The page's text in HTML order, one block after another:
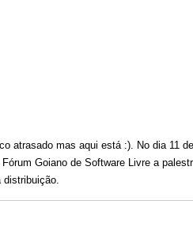
atrasado mas aqui está :). No dia 11
Fórum Goiano de Software Livre a
distribuição.